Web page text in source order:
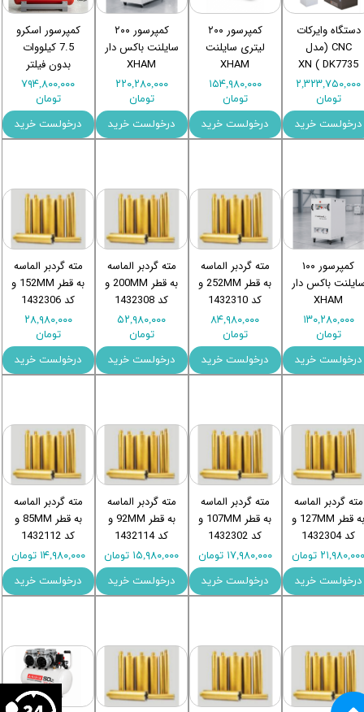
دستگاه وایرکات
CNC (مدل
DK7735 ) XN
۲,۳۲۳,۷۵۰,۰۰۰
تومان
درخولست خرید
کمپرسور ۲۰۰
لیتری سایلنت
XHAM
۱۵۴,۹۸۰,۰۰۰
تومان
درخولست خرید
کمپرسور ۲۰۰
سایلنت باکس دار
XHAM
۲۲۰,۲۸۰,۰۰۰
تومان
درخولست خرید
کمپرسور اسکرو
7.5 کیلووات
بدون فیلتر
۷۹۴,۸۰۰,۰۰۰
تومان
درخولست خرید
کمپرسور ۱۰۰
باکس دار
XHAM
۱۳۰,۲۸۰,۰۰۰
تومان
درخولست خرید
مته گردبر الماسه
به قطر 252MM و
کد 1432310
۸۴,۹۸۰,۰۰۰
تومان
درخولست خرید
مته گردبر الماسه
به قطر 200MM و
کد 1432308
۵۲,۹۸۰,۰۰۰
تومان
درخولست خرید
مته گردبر الماسه
به قطر 152MM و
کد 1432306
۲۸,۹۸۰,۰۰۰
تومان
درخولست خرید
مته گردبر الماسه
به قطر 127MM و
کد 1432304
تومان
درخولست خرید
مته گردبر الماسه
به قطر 107MM و
کد 1432302
۱۷,۹۸۰,۰۰۰ تومان
درخولست خرید
مته گردبر الماسه
به قطر 92MM و
کد 1432114
۱۵,۹۸۰,۰۰۰ تومان
درخولست خرید
مته گردبر الماسه
به قطر 85MM و
کد 1432112
۱۴,۹۸۰,۰۰۰ تومان
درخولست خرید